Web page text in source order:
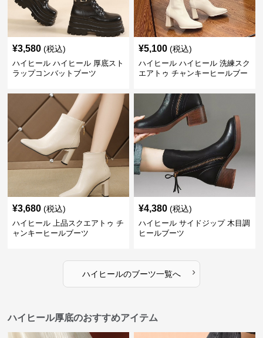
¥3,580 (税込)
ハイヒール ハイヒール 厚底スト
ラップコンバットブーツ
¥5,100 (税込)
ハイヒール ハイヒール 洗練スク
エアトゥ チャンキーヒールブー
¥3,680 (税込)
ハイヒール 上品スクエアトゥ チ
ャンキーヒールブーツ
¥4,380 (税込)
ハイヒール サイドジップ 木目調
ヒールブーツ
ハイヒールのブーツ一覧へ ›
ハイヒール厚底のおすすめアイテム